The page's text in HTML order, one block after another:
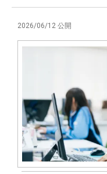
2026/06/12 公開